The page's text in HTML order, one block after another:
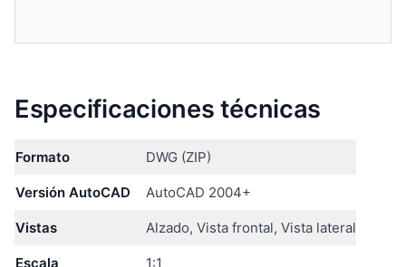
Especificaciones técnicas
Formato DWG (ZIP)
Versión AutoCAD AutoCAD 2004+
Vistas Alzado, Vista frontal, Vista lateral
Escala 1:1